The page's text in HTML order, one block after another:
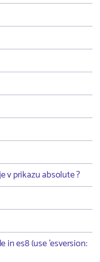
v prikazu absolute ?
in es8 (use 'esversion: